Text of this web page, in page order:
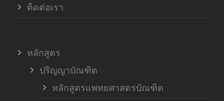
ติดต่อเรา
หลักสูตร
ปริญญาบัณฑิต
หลักสูตรแพทยศาสตรบัณฑิต